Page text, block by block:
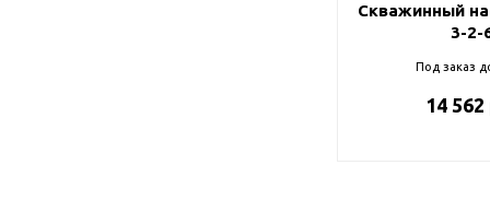
Скважинный
3-2-
Под заказ
14 562